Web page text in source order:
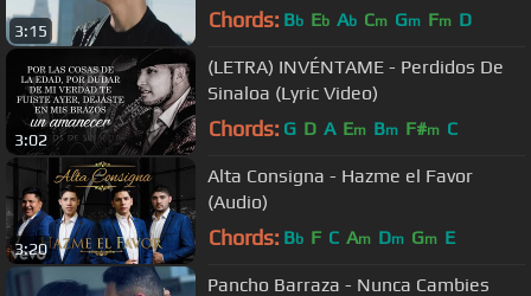
3:15 Chords: Bb Eb Ab Cm Gm Fm D
3:02
(LETRA) INVÉNTAME - Perdidos De
Sinaloa (Lyric Video)
Chords: G D A Em Bm F#m C
3:20
Alta Consigna - Hazme el Favor
(Audio)
Chords: Bb F C Am Dm Gm E
Pancho Barraza - Nunca Cambies